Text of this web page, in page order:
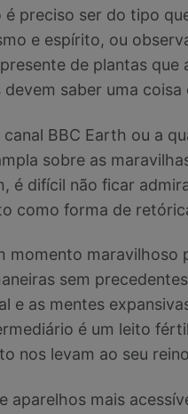
é preciso ser do tipo
e espírito, ou
de plantas
devem saber uma
BBC Earth ou a
sobre as
é difícil não ficar
como forma de
momento
sem
e as mentes
é um leito
nos levam ao seu
aparelhos mais